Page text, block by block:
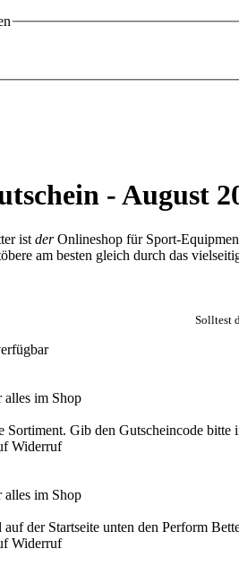
- August
ist derOnlineshop für Sport-
am besten gleich durch das
Solltest
alles im Shop
Gib den Gutscheincode
Widerruf
alles im Shop
der Startseite unten den Perform
Widerruf